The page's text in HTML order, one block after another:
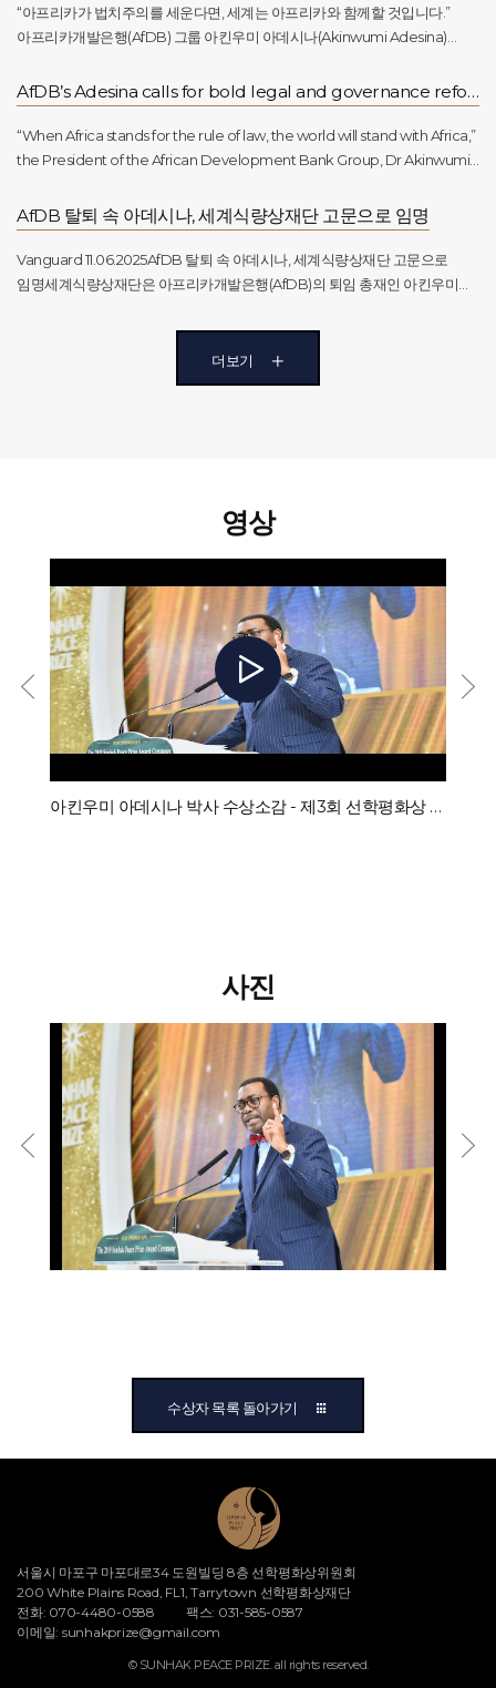
안에서, 가난은 늘 곁에 있는 현실이었습니다. 그러나 그러한 경험은 오히려
그의 삶을 강하게 이끌었습니다. 이페 대학에서 수석으로 졸업하고, 미국 퍼듀
되었습니다.2015년 은행 총재직에 취임했을 때, 그는 단순한 숫자가 아닌
사람들의 삶을 바꾸겠다고 약속했습니다. “숫자가 아니라, 삶입니다.”라는
말처럼, 지난 10년의 성과는 놀라운 변화를 보여주고 있습니다. 5억 6천5백만
명의 삶이 개선되었고, 전력망은 확대되었으며, 식량 안보는 강화되었습니다.
자본은 930억 달러에서 3,180억 달러로 확대되었습니다. 세계적으로
인정받는 AAA 신용등급은 굳건히 유지되었고, 89억 달러 규모의
아프리카개발기금 증액은 역대 최대 기록을 세웠습니다. 아프리카
투자포럼은 수십억 달러의 민간 자본을 끌어들이며, ‘희망도 투자할 수 있다’는
큰 위기에 직면했으나, 철저한 조사 끝에 무혐의 판정을 받으며 만장일치로
재선에 성공했습니다. 그는 이렇게 단호히 말했습니다. “아프리카인이라고
땅속에서 자라나, 언젠가 더 큰 나무로 뻗어날 것입니다. 그리고 아프리카의
선학평화상 수상자 입니다.아킨우미 아요데지 아데시나의 평화적 업적이
궁금하시다면, 아래 링크에서 자세한 내용을 확인해 보세요.→
http://sunhakpeaceprize.org/kr/laureates/laureates_view.php?idx=71
“아프리카가 법치주의를 세운다면, 세계는 아프리카와 함께할 것입니다.”
아프리카개발은행(AfDB) 그룹 아킨우미 아데시나(Akinwumi Adesina)
1,200여 명의 변호사, 판사, 정부 관계자들에게 이같이 강조했다. ‘공공재정,
거버넌스, 정의, 그리고 발전(Public Finance, Governance, Justice and
Development)’이라는 제목의 폐막 기조연설에서 아데시나 총재는 사법부
독립, 건전한 공공재정, 그리고 지속 가능한 경제성장 사이의 분명한 연관성을
투명하게 관리하고, 계약을 공정하게 집행하며, 모든 시민에게 정의를 보장할
수 있는 역량에 있다고 강조했다.도전을 기회로 바꾸기아데시나 총재는
아프리카가 매년 약 1,000억 달러 규모의 해외직접투자(FDI) 부족에 직면해
있다고 지적했다. 이는 법치주의 지수의 약세, 부채 취약성, 그리고 ‘벌처펀드
국채를 할인 매입한 후, 부실한 법 체계를 이용해 채무국을 상대로 원금 전액과
함께 이자 및 법률 비용까지 소급 청구하는 투자자들을 의미한다.“증거는 해외
강조하며, 정의에 대한 접근은 보편적이어야 한다고 주장했다. 이는 법률 지원,
수상자 입니다.아킨우미 아요데지 아데시나의 평화적 업적이 궁금하시다면,
아래 링크에서 자세한 내용을 확인해
보세요.→ http://sunhakpeaceprize.org/kr/laureates/laureates_view.php?
idx=71
AfDB’s Adesina calls for bold legal and governance reforms to unlock prosperity
“When Africa stands for the rule of law, the world will stand with Africa,”
the President of the African Development Bank Group, Dr Akinwumi
officials attending the Kenya Law Society’s 2025 Annual
Conference.Delivering the closing keynote, title Public Finance,
Governance, Justice and Development, Dr. Adesina drew a clear link
between judicial independence, sound public finance, and
lies not only in its natural resources but also in its ability to govern them
transparently, enforce contracts fairly, and ensure justice for all
citizens.Turning challenges into opportunitiesAfrica faces a $100 billion
interest and legal fees.“Evidence suggests that foreign direct
Adesina said during the conference held at Kenya’s coastal town of
Diani, some 35 kilometres south of Mombasa.Other key drivers, he
added, include an independent and transparent judiciary, strong
regulatory frameworks, public accountability, efficient public service,
competition policy, and respect for intellectual property rights.He
also underlined the vital connection between justice and
development, arguing that access to justice must be universal. This
laureate of the 3rd Sunhak Peace Prize.If you would like to learn more
AfDB 탈퇴 속 아데시나, 세계식량상재단 고문으로 임명
Vanguard 11.06.2025AfDB 탈퇴 속 아데시나, 세계식량상재단 고문으로
임명세계식량상재단은 아프리카개발은행(AfDB)의 퇴임 총재인 아킨우미
통신사인 마샬 후세인(Mashal Husain) 회장은 뉴욕의 나이지리아 통신사
(NAN)에 발표한 성명을 통해 이 사실을 밝혔습니다. 9월에 AfDB에서 10년
임기를 두 번째로 마치는 아데시나는 2017년 세계 식량상 수상자입니다.
임명한 자문 위원회에는 전직 국가 원수와 정부 수반, 장관, 식품 및 농업 과학,
발전시키는 데 필요한 통찰력과 조언을 제공합니다. 성명에서는 아데시나가
의회에 임명된 것을 큰 영광으로 생각한다고 인용했습니다. \"저는
세계식량상재단 자문위원회에 참여하게 되어 매우 영광입니다. \"노먼
보를로그 박사는 멘토일 뿐만 아니라, 굶주림을 종식시키고자 하는 그의
열정이 저의 여정을 형성한 개인적인 영감의 원천이었습니다.※ 아킨우미
아요데지 아데시나는 제3회 선학평화상 수상자 입니다.아킨우미 아요데지
아데시나의 평화적 업적이 궁금하시다면, 아래 링크에서 자세한 내용을
보세요.→ http://sunhakpeaceprize.org/kr/laureates/laureates_view.php?
더보기
영상
아킨우미 아데시나 박사 수상소감 - 제3회 선학평화상 시상식
사진
수상자 목록 돌아가기
서울시 마포구 마포대로34 도원빌딩 8층 선학평화상위원회
200 White Plains Road, FL1, Tarrytown 선학평화상재단
전화: 070-4480-0588
팩스: 031-585-0587
이메일: sunhakprize@gmail.com
© SUNHAK PEACE PRIZE. all rights reserved.